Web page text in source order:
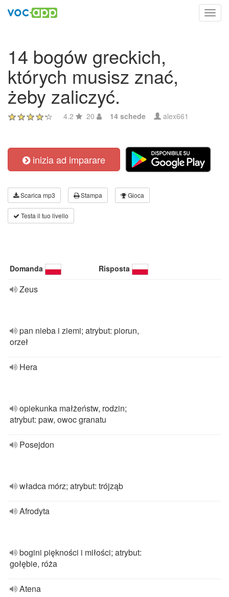
14 bogów greckich,
których musisz znać,
żeby zaliczyć.
4.2 20 14 schede alex661
inizia ad imparare
Scarica mp3 Stampa Gioca
Testa il tuo livello
Domanda Risposta
Zeus
pan nieba i ziemi; atrybut: piorun,
orzeł
Hera
opiekunka małżeństw, rodzin;
atrybut: paw, owoc granatu
Posejdon
władca mórz; atrybut: trójząb
Afrodyta
bogini piękności i miłości; atrybut:
gołębie, róża
Atena